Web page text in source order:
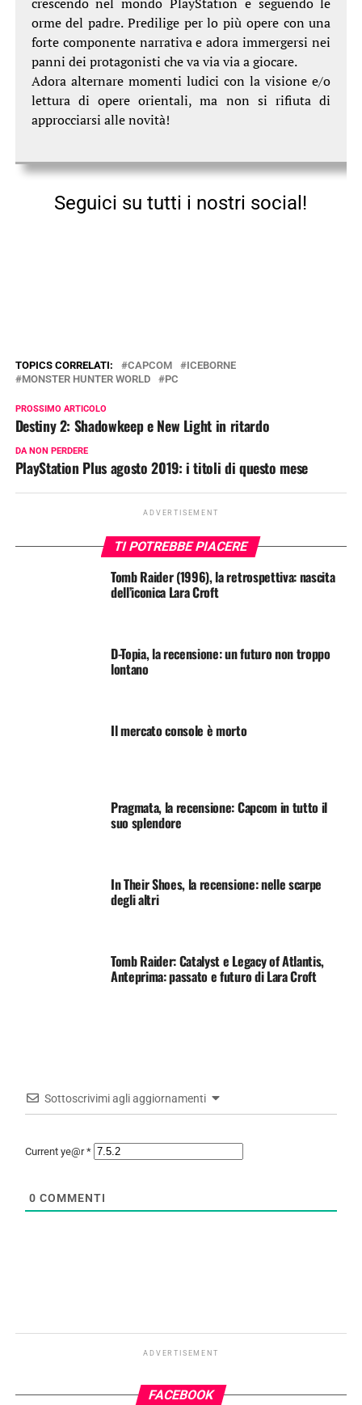
orme del padre. Predilige per lo più opere con una
forte componente narrativa e adora immergersi nei
panni dei protagonisti che va via via a giocare.
Adora alternare momenti ludici con la visione e/o
lettura di opere orientali, ma non si rifiuta di
approcciarsi alle novità!
Seguici su tutti i nostri social!
TOPICS CORRELATI: CAPCOM
ICEBORNE
MONSTER HUNTER WORLD
PC
PROSSIMO ARTICOLO
Destiny 2: Shadowkeep e New Light in ritardo
DA NON PERDERE
PlayStation Plus agosto 2019: i titoli di questo mese
ADVERTISEMENT
TI POTREBBE PIACERE
Tomb Raider (1996), la retrospettiva: nascita
dell’iconica Lara Croft
D-Topia, la recensione: un futuro non troppo
lontano
Il mercato console è morto
Pragmata, la recensione: Capcom in tutto il
suo splendore
In Their Shoes, la recensione: nelle scarpe
degli altri
Tomb Raider: Catalyst e Legacy of Atlantis,
Anteprima: passato e futuro di Lara Croft
Sottoscrivimi agli aggiornamenti
Current ye@r*
0 COMMENTI
ADVERTISEMENT
FACEBOOK